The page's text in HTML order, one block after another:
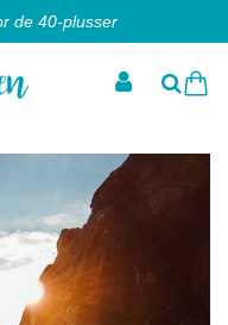
de 40-plusser